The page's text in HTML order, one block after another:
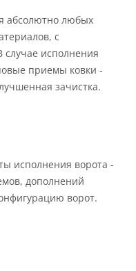
абсолютно любых
с
исполнения
приемы ковки -
зачистка.
исполнения ворота -
дополнений
ворот.